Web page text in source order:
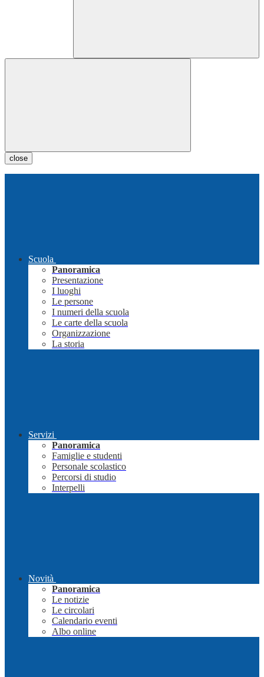
close
Scuola
Panoramica
Presentazione
I luoghi
Le persone
I numeri della scuola
Le carte della scuola
Organizzazione
La storia
Servizi
Panoramica
Famiglie e studenti
Personale scolastico
Percorsi di studio
Interpelli
Novità
Panoramica
Le notizie
Le circolari
Calendario eventi
Albo online